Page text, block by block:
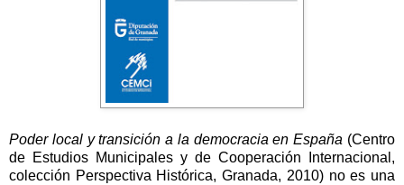
Poder local y transición a la democracia en España (Centro
de Estudios Municipales y de Cooperación Internacional,
colección Perspectiva Histórica, Granada, 2010) no es una